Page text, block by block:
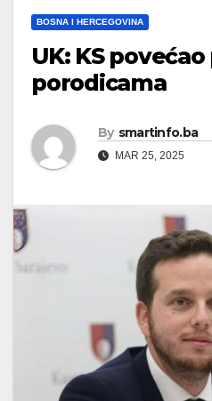
BOSNA I HERCEGOVINA
UK: KS
porodicama
By smartinfo.ba
MAR 25, 2025